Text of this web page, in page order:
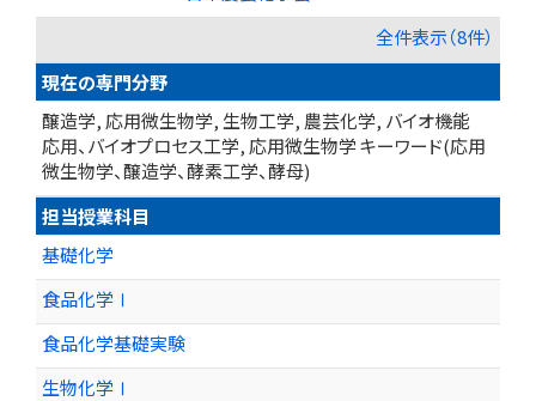
全件表示（8件）
現在の専門分野
醸造学, 応用微生物学, 生物工学, 農芸化学, バイオ機能
応用、バイオプロセス工学, 応用微生物学 キーワード(応用
微生物学、醸造学、酵素工学、酵母)
担当授業科目
基礎化学
食品化学Ⅰ
食品化学基礎実験
生物化学Ⅰ